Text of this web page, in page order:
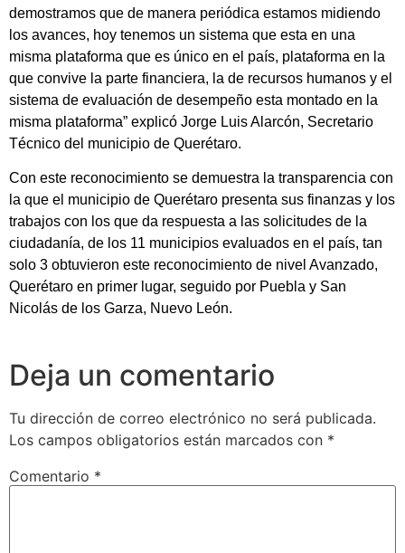
demostramos que de manera periódica estamos midiendo
los avances, hoy tenemos un sistema que esta en una
misma plataforma que es único en el país, plataforma en la
que convive la parte financiera, la de recursos humanos y el
sistema de evaluación de desempeño esta montado en la
misma plataforma” explicó Jorge Luis Alarcón, Secretario
Técnico del municipio de Querétaro.
Con este reconocimiento se demuestra la transparencia con
la que el municipio de Querétaro presenta sus finanzas y los
trabajos con los que da respuesta a las solicitudes de la
ciudadanía, de los 11 municipios evaluados en el país, tan
solo 3 obtuvieron este reconocimiento de nivel Avanzado,
Querétaro en primer lugar, seguido por Puebla y San
Nicolás de los Garza, Nuevo León.
Deja un comentario
Tu dirección de correo electrónico no será publicada.
Los campos obligatorios están marcados con *
Comentario *